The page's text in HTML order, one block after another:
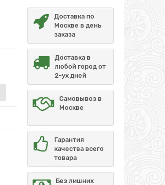
Доставка по
Москве в день
заказа
Доставка в
любой город от
2-ух дней
Самовывоз в
Москве
Гарантия
качества всего
товара
Без лишних